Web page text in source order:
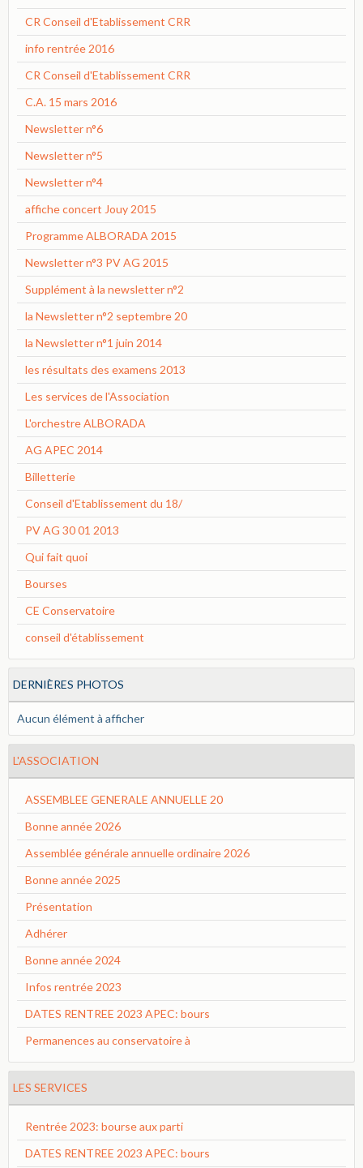
CR Conseil d'Etablissement CRR
info rentrée 2016
CR Conseil d'Etablissement CRR
C.A. 15 mars 2016
Newsletter n°6
Newsletter n°5
Newsletter n°4
affiche concert Jouy 2015
Programme ALBORADA 2015
Newsletter n°3 PV AG 2015
Supplément à la newsletter n°2
la Newsletter n°2 septembre 20
la Newsletter n°1 juin 2014
les résultats des examens 2013
Les services de l'Association
L'orchestre ALBORADA
AG APEC 2014
Billetterie
Conseil d'Etablissement du 18/
PV AG 30 01 2013
Qui fait quoi
Bourses
CE Conservatoire
conseil d'établissement
DERNIÈRES PHOTOS
Aucun élément à afficher
L'ASSOCIATION
ASSEMBLEE GENERALE ANNUELLE 20
Bonne année 2026
Assemblée générale annuelle ordinaire 2026
Bonne année 2025
Présentation
Adhérer
Bonne année 2024
Infos rentrée 2023
DATES RENTREE 2023 APEC: bours
Permanences au conservatoire à
LES SERVICES
Rentrée 2023: bourse aux parti
DATES RENTREE 2023 APEC: bours